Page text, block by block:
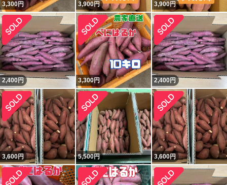
3,300円 3,900円 3,900円
2,400円 3,300円 2,400円
3,600円 5,500円 3,600円